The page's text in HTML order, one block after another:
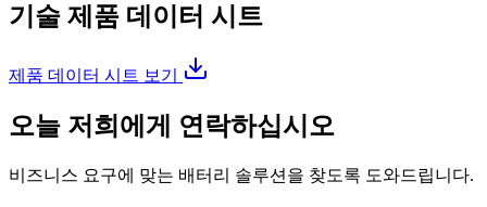
기술 제품 데이터 시트
제품 데이터 시트 보기
오늘 저희에게 연락하십시오
비즈니스 요구에 맞는 배터리 솔루션을 찾도록 도와드립니다.